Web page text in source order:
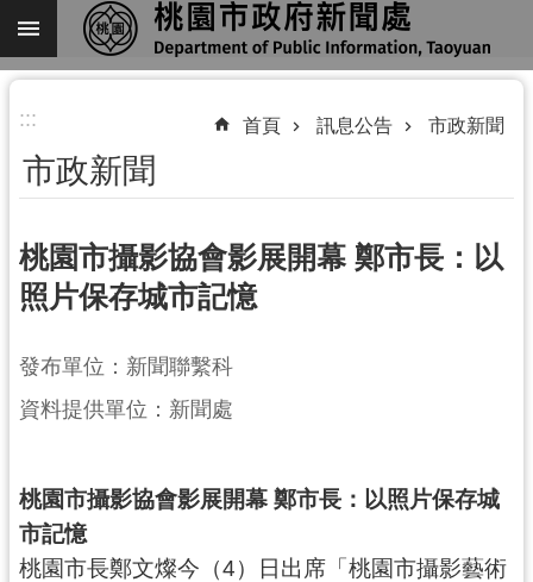
跳到主要內容區塊
進
搜
尋
關
我
們
通
訊
錄
::: 首頁 訊息公告 市政新聞
市政新聞
桃園市攝影協會影展開幕 鄭市長：以
照片保存城市記憶
發布單位：新聞聯繫科
資料提供單位：新聞處
桃園市攝影協會影展開幕 鄭市長：以照片保存城
市記憶
桃園市長鄭文燦今（4）日出席「桃園市攝影藝術